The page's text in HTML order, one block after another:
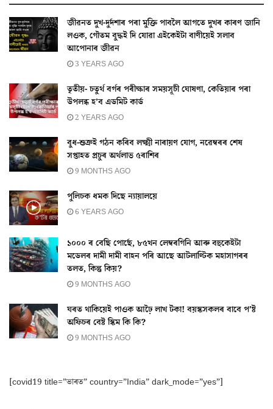
জীৱনত দুখ-দুৰ্দশাৰ পৰা মুক্তি পাবলৈ আগতে দুখৰ কাৰণ জানি
লওক, গৌতম বুদ্ধই দি যোৱা এইকেইটা বাণীয়েই সলাব
আপোনাৰ জীৱন
3 YEARS AGO
তৃতীয়- চতুৰ্থ বৰ্গৰ পৰীক্ষাৰ সময়সূচী ঘোষণা, কেতিয়াৰ পৰা
উপলব্ধ হ’ব এডমিট কাৰ্ড
2 YEARS AGO
বুধ-শুক্ৰই গঠন কৰিব লক্ষ্মী নাৰায়ণ যোগ, নৱেম্বৰৰ শেষ
সপ্তাহত প্ৰচুৰ অৰ্থলাভ ৫ৰাশিৰ
9 MONTHS AGO
পুলিচক ধমক দিছে ন্যায়ালয়ে
6 YEARS AGO
১০০০ ৰ বেছি পোৰ্ছে, ৮৫খন লেম্বৰগিনি আৰু বহুকেইটা
মডেলৰ দামী দামী বাহন পৰি আছে আটলাণ্টিক মহাসাগৰৰ
তলত, কিন্তু কিয়?
9 MONTHS AGO
ঘৰত থাকিয়েই পাওক আঢ়ৈ লাখ টকা! বয়স্কসকলৰ বাবে প’ষ্ট
অফিচৰ বেষ্ট স্কিম কি কি?
9 MONTHS AGO
[covid19 title=”ভাৰত” country=”India” dark_mode=”yes”]